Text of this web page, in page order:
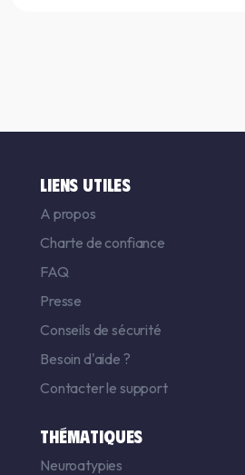
LIENS UTILES
A propos
Charte de confiance
FAQ
Presse
Conseils de sécurité
Besoin d'aide ?
Contacter le support
THÉMATIQUES
Neuroatypies